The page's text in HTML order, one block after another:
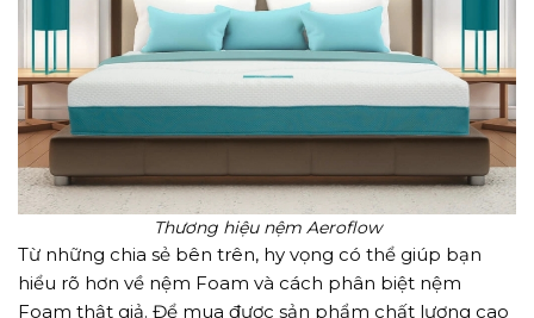
Thương hiệu nệm Aeroflow
Từ những chia sẻ bên trên, hy vọng có thể giúp bạn
hiểu rõ hơn về nệm Foam và cách phân biệt nệm
Foam thật giả. Để mua được sản phẩm chất lượng cao